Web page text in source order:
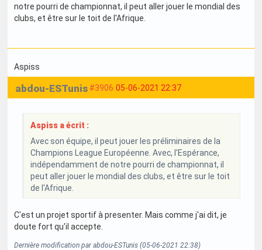
notre pourri de championnat, il peut aller jouer le mondial des
clubs, et être sur le toit de l'Afrique.
Aspiss
#3906 05-06-2021 22:37
abdou-ESTunis
Aspiss a écrit :
Avec son équipe, il peut jouer les préliminaires de la
Champions League Européenne. Avec, l'Espérance,
indépendamment de notre pourri de championnat, il
peut aller jouer le mondial des clubs, et être sur le toit
de l'Afrique.
C'est un projet sportif à presenter. Mais comme j'ai dit, je
doute fort qu'il accepte.
Dernière modification par abdou-ESTunis (05-06-2021 22:38)